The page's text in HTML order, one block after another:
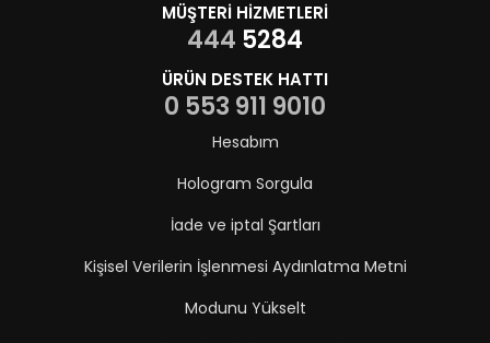
MÜŞTERİ HİZMETLERİ
444 5284
ÜRÜN DESTEK HATTI
0 553 911 9010
Hesabım
Hologram Sorgula
İade ve iptal Şartları
Kişisel Verilerin İşlenmesi Aydınlatma Metni
Modunu Yükselt